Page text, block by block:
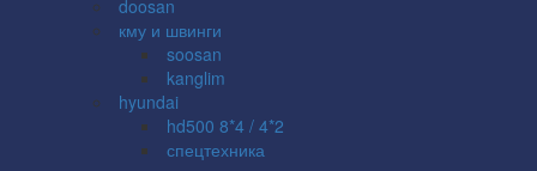
doosan
кму и швинги
soosan
kanglim
hyundai
hd500 8*4 / 4*2
спецтехника